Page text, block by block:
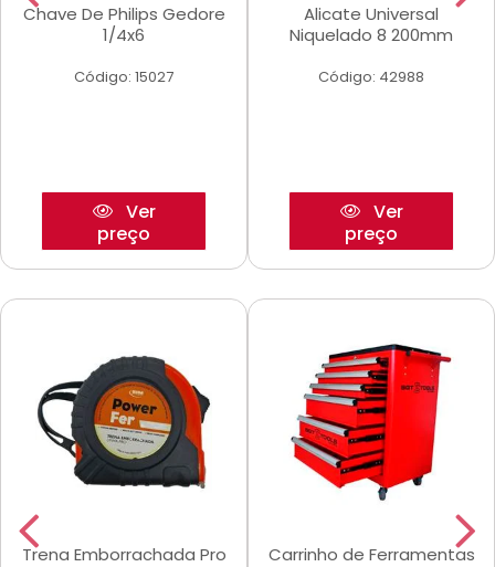
Chave De Philips Gedore
1/4x6
Código: 15027
Ver
preço
Alicate Universal
Niquelado 8 200mm
Código: 42988
Ver
preço
Trena Emborrachada Pro
Carrinho de Ferramentas